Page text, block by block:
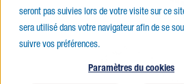
seront pas suivies lors de votre visite sur ce
sera utilisé dans votre navigateur afin de se
suivre vos préférences.
Paramètres du cookies